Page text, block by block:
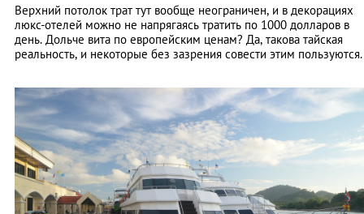
Верхний потолок трат тут вообще неограничен, и в декорациях
люкс-отелей можно не напрягаясь тратить по 1000 долларов в
день. Дольче вита по европейским ценам? Да, такова тайская
реальность, и некоторые без зазрения совести этим пользуются.